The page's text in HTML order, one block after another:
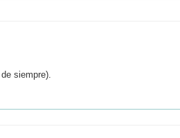
siempre).